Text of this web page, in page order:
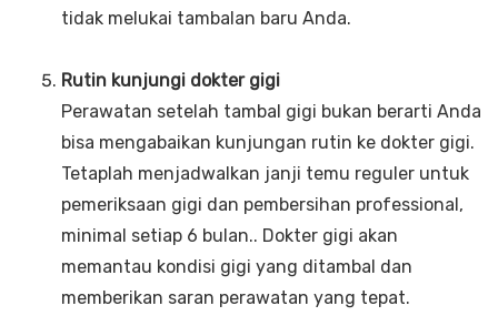
tidak melukai tambalan baru Anda.
Rutin kunjungi dokter gigi
Perawatan setelah tambal gigi bukan berarti Anda
bisa mengabaikan kunjungan rutin ke dokter gigi.
Tetaplah menjadwalkan janji temu reguler untuk
pemeriksaan gigi dan pembersihan professional,
minimal setiap 6 bulan.. Dokter gigi akan
memantau kondisi gigi yang ditambal dan
memberikan saran perawatan yang tepat.